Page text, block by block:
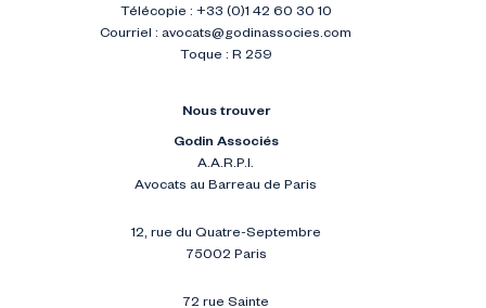
Télécopie : +33 (0)1 42 60 30 10
Courriel : avocats@godinassocies.com
Toque : R 259
Nous trouver
Godin Associés
A.A.R.P.I.
Avocats au Barreau de Paris
12, rue du Quatre-Septembre
75002 Paris
72 rue Sainte